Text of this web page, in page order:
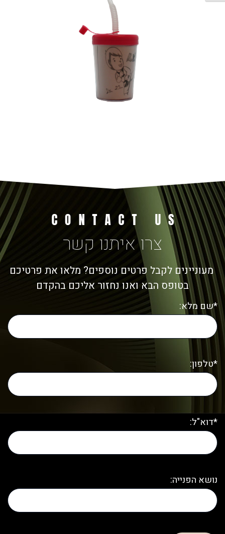
צרו איתנו קשר
מעוניינים לקבל פרטים נוספים? מלאו את פרטיכם
בטופס הבא ואנו נחזור אליכם בהקדם
*שם מלא:
*טלפון:
*דוא"ל:
נושא הפנייה: